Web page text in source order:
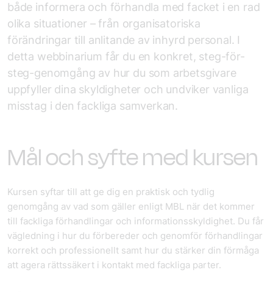
både informera och förhandla med facket i en rad
olika situationer – från organisatoriska
förändringar till anlitande av inhyrd personal. I
detta webbinarium får du en konkret, steg-för-
steg-genomgång av hur du som arbetsgivare
uppfyller dina skyldigheter och undviker vanliga
misstag i den fackliga samverkan.
Mål och syfte med kursen
Kursen syftar till att ge dig en praktisk och tydlig
genomgång av vad som gäller enligt MBL när det kommer
till fackliga förhandlingar och informationsskyldighet. Du får
vägledning i hur du förbereder och genomför förhandlingar
korrekt och professionellt samt hur du stärker din förmåga
att agera rättssäkert i kontakt med fackliga parter.